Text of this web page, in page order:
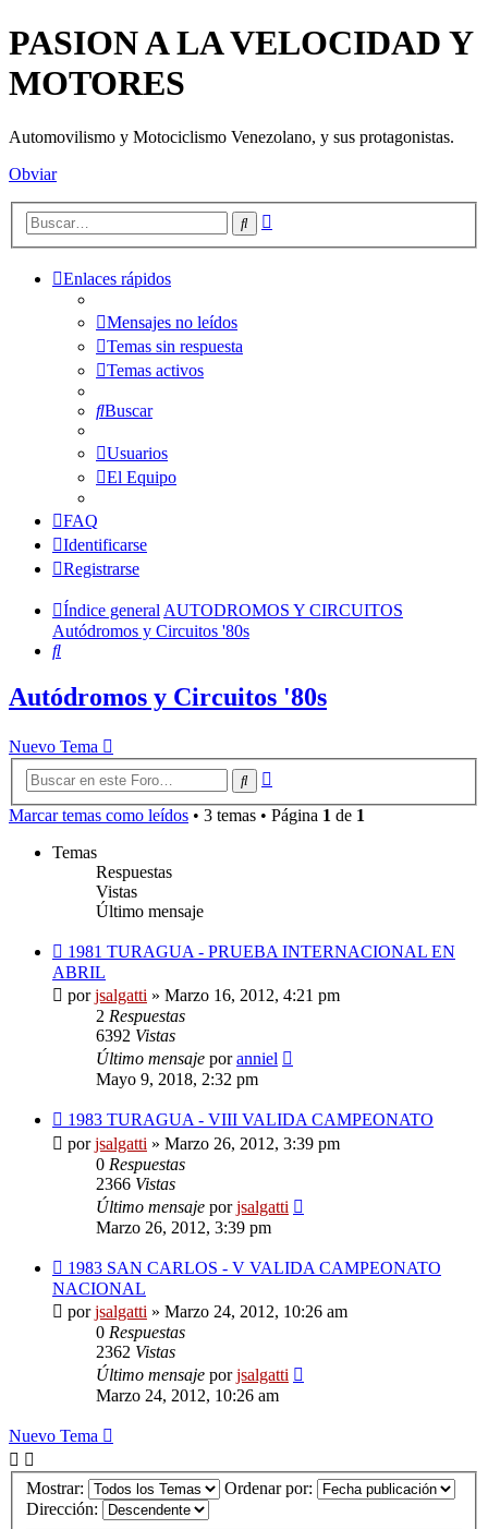
PASION A LA VELOCIDAD Y
MOTORES
Automovilismo y Motociclismo Venezolano, y sus protagonistas.
Obviar
Buscar
Enlaces rápidos
Mensajes no leídos
Temas sin respuesta
Temas activos
Buscar
Usuarios
El Equipo
FAQ
Identificarse
Registrarse
Índice generalAUTODROMOS Y CIRCUITOS
Autódromos y Circuitos '80s
Buscar
Autódromos y Circuitos '80s
Nuevo Tema
Buscar
Marcar temas como leídos • 3 temas • Página 1 de 1
Temas
Respuestas
Vistas
Último mensaje
1981 TURAGUA - PRUEBA INTERNACIONAL EN
ABRIL
porjsalgatti » Marzo 16, 2012, 4:21 pm
2 Respuestas
6392 Vistas
Último mensaje poranniel
Mayo 9, 2018, 2:32 pm
1983 TURAGUA - VIII VALIDA CAMPEONATO
porjsalgatti » Marzo 26, 2012, 3:39 pm
0 Respuestas
2366 Vistas
Último mensaje porjsalgatti
Marzo 26, 2012, 3:39 pm
1983 SAN CARLOS - V VALIDA CAMPEONATO
NACIONAL
porjsalgatti » Marzo 24, 2012, 10:26 am
0 Respuestas
2362 Vistas
Último mensaje porjsalgatti
Marzo 24, 2012, 10:26 am
Nuevo Tema
Mostrar:
Ordenar por:
Dirección: